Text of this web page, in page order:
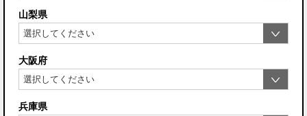
山梨県
大阪府
兵庫県